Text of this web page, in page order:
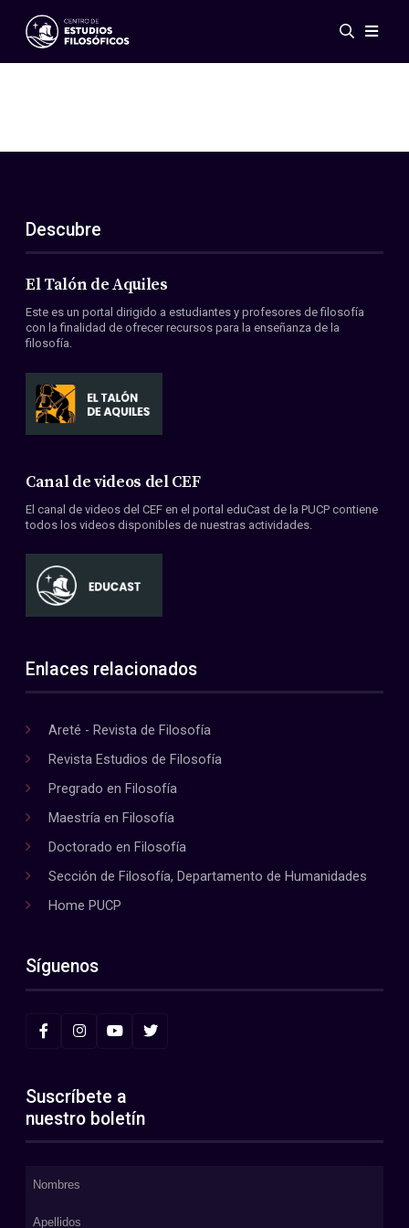
Eventos
ES
EN
Acerca de nosotros
Miembros
Convenios
Descubre
El Talón de Aquiles
Este es un portal dirigido a estudiantes y profesores de filosofía
con la finalidad de ofrecer recursos para la enseñanza de la
filosofía.
Canal de videos del CEF
El canal de videos del CEF en el portal eduCast de la PUCP contiene
todos los videos disponibles de nuestras actividades.
Enlaces relacionados
Areté - Revista de Filosofía
Revista Estudios de Filosofía
Pregrado en Filosofía
Maestría en Filosofía
Doctorado en Filosofía
Sección de Filosofía, Departamento de Humanidades
Home PUCP
Síguenos
Suscríbete a
nuestro boletín